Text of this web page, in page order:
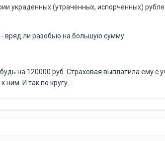
украденных (утраченных, испорченных)
вряд ли разобью на большую сумму.
на 120000 руб. Страховая выплатила ему с
И так по кругу....